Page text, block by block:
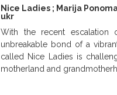
Film premietame spolu s
kút v šírom svete
Dokumentárny film sa
spoločnosti poukazovaním
dôsledku čoho sa
protagonistkou je
Nice Ladies ; Marija
ukr
With the recent escalation
unbreakable bond of a
called Nice Ladies is
motherland and